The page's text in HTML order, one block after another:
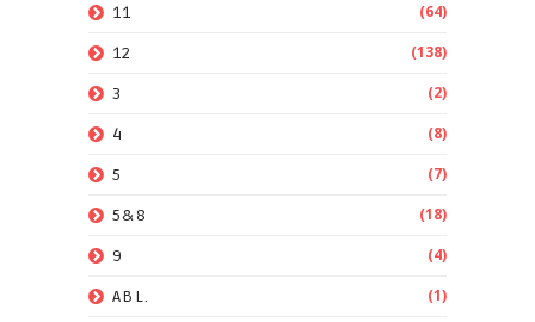
11 (64)
12 (138)
3 (2)
4 (8)
5 (7)
5&8 (18)
9 (4)
ABL. (1)